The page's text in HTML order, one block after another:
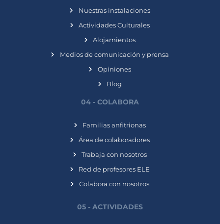
Nuestras instalaciones
Actividades Culturales
Alojamientos
Medios de comunicación y prensa
Opiniones
Blog
04 - COLABORA
Familias anfitrionas
Área de colaboradores
Trabaja con nosotros
Red de profesores ELE
Colabora con nosotros
05 - ACTIVIDADES